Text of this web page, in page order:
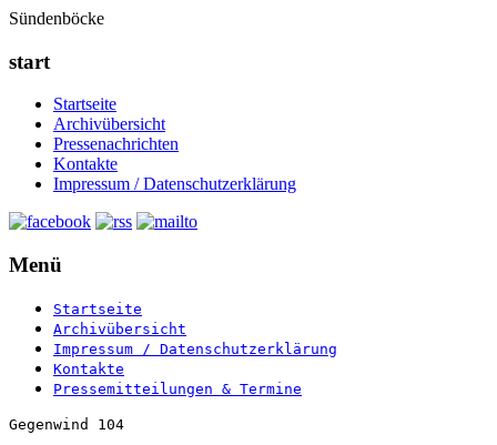
Sündenböcke
start
Startseite
Archivübersicht
Pressenachrichten
Kontakte
Impressum / Datenschutzerklärung
Menü
Startseite
Archivübersicht
Impressum / Datenschutzerklärung
Kontakte
Pressemitteilungen & Termine
Gegenwind 104